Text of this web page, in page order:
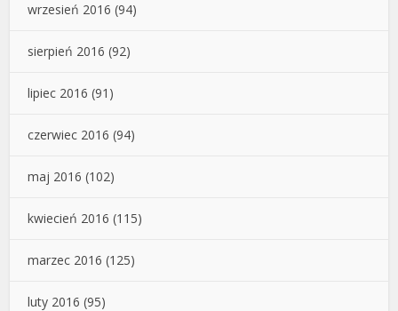
wrzesień 2016 (94)
sierpień 2016 (92)
lipiec 2016 (91)
czerwiec 2016 (94)
maj 2016 (102)
kwiecień 2016 (115)
marzec 2016 (125)
luty 2016 (95)